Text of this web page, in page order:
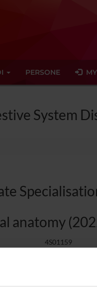
PERSONE MY
System
anatomy
4S01159